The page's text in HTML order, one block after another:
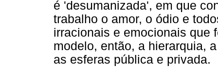
é 'desumanizada', em que
trabalho o amor, o ódio e
irracionais e emocionais que
modelo, então, a hierarquia,
as esferas pública e privada.